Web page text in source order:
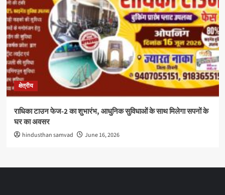
क्षेत्रीय
राधिका टाउन फेज-2 का शुभारंभ, आधुनिक सुविधाओं के साथ मिलेगा सपनों के
घर का अवसर
hindusthan samvad June 16, 2026